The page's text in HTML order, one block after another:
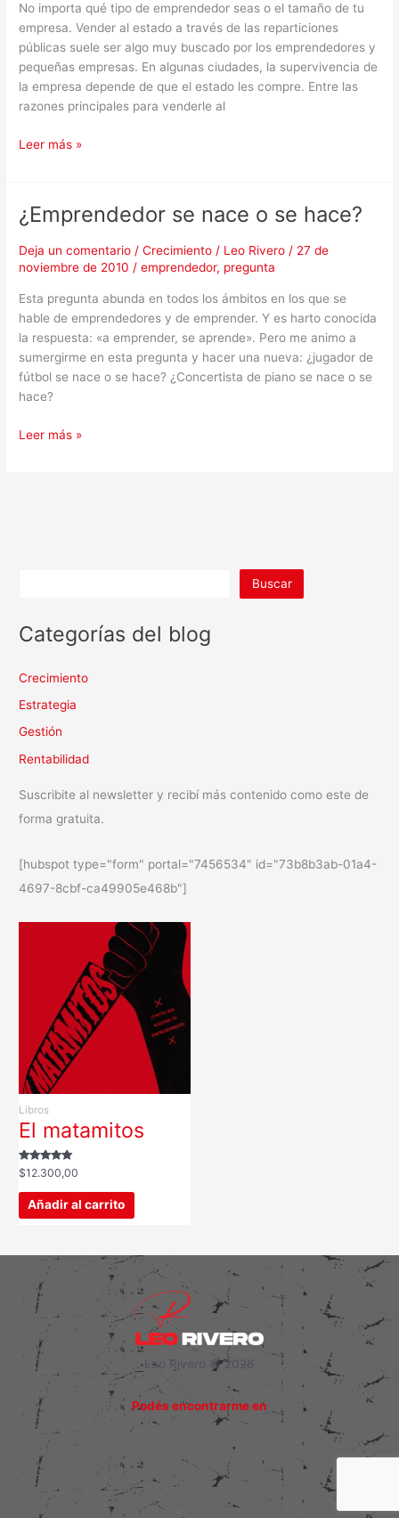
No importa qué tipo de emprendedor seas o el tamaño de tu
empresa. Vender al estado a través de las reparticiones
públicas suele ser algo muy buscado por los emprendedores y
pequeñas empresas. En algunas ciudades, la supervivencia de
la empresa depende de que el estado les compre. Entre las
razones principales para venderle al
claves
Leer más »
¿Emprendedor se nace o se hace?
Deja un comentario /Crecimiento / Leo Rivero/ 27 de
noviembre de 2010/emprendedor, pregunta
Esta pregunta abunda en todos los ámbitos en los que se
hable de emprendedores y de emprender. Y es harto conocida
la respuesta: «a emprender, se aprende». Pero me animo a
sumergirme en esta pregunta y hacer una nueva: ¿jugador de
fútbol se nace o se hace? ¿Concertista de piano se nace o se
hace?
¿Emprendedor
se
nace
o
hace?
Leer más »
Buscar
Categorías del blog
Crecimiento
Estrategia
Gestión
Rentabilidad
Suscribite al newsletter y recibí más contenido como este de
forma gratuita.
[hubspot type="form" portal="7456534" id="73b8b3ab-01a4-
4697-8cbf-ca49905e468b"]
Libros
El matamitos
Valorado con
5.00
de 5
$12.300,00
Añadir al carrito
Leo Rivero © 2026
Podés encontrarme en